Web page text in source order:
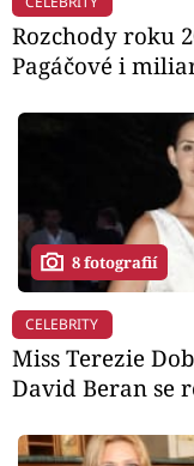
Rozchody roku
Pagáčové i
8 fotografií
CELEBRITY
Miss Terezie
David Beran se